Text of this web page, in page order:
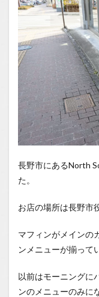
1.2
You
Tube
はいし
ゃの食
べ歩き
You
Tubeチ
ャンネ
ル
長野市にあるNorth
た。
お店の場所は長野市
マフィンがメインの
ンメニューが揃って
以前はモーニングに
ンのメニューのみに